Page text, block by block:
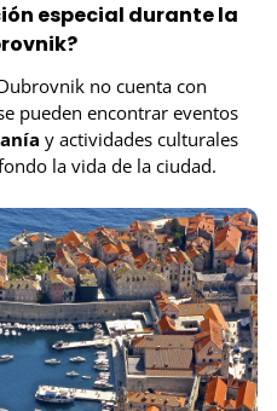
especial durante la
no cuenta con
pueden encontrar eventos
y actividades culturales
la vida de la ciudad.